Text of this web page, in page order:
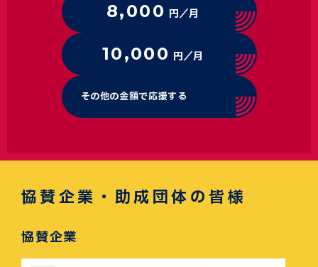
8,000 円／月
10,000 円／月
その他の金額で応援する
協賛企業・助成団体の皆様
協賛企業